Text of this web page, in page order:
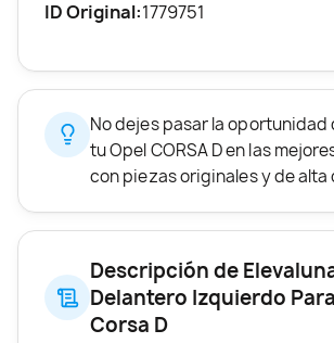
ID Original:1779751
No dejes pasar la oportunidad
tu Opel CORSA D en las
con piezas originales y de alta
Descripción de
Delantero Izquierdo
Corsa D